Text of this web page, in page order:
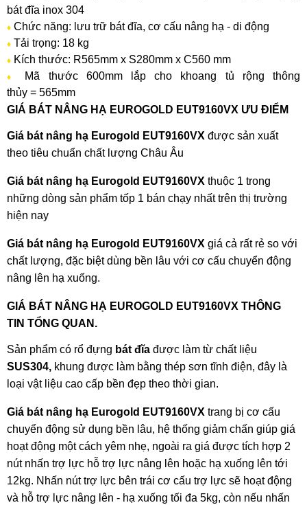
bát đĩa inox 304
♦ Chức năng: lưu trữ bát đĩa, cơ cấu nâng hạ - di động
♦ Tải trọng: 18 kg
♦ Kích thước: R565mm x S280mm x C560 mm
♦
Mã thước 600mm lắp cho khoang tủ rộng thông
thủy = 565mm
GIÁ BÁT NÂNG HẠ EUROGOLD EUT9160VX ƯU ĐIỂM
Giá bát nâng hạ Eurogold EUT9160VX được sản xuất
theo tiêu chuẩn chất lượng Châu Âu
Giá bát nâng hạ Eurogold EUT9160VX thuộc 1 trong
những dòng sản phẩm tốp 1 bán chạy nhất trên thị trường
hiện nay
Giá bát nâng hạ Eurogold EUT9160VX giá cả rất rẻ so với
chất lượng, đặc biệt dùng bền lâu với cơ cấu chuyển động
nâng lên hạ xuống.
GIÁ BÁT NÂNG HẠ EUROGOLD EUT9160VX THÔNG
TIN TỔNG QUAN.
Sản phẩm có rổ đựng bát đĩa được làm từ chất liệu
SUS304, khung được làm bằng thép sơn tĩnh điện, đây là
loại vật liệu cao cấp bền đẹp theo thời gian.
Giá bát nâng hạ Eurogold EUT9160VX trang bị cơ cấu
chuyển động sử dụng bền lâu, hệ thống giảm chấn giúp giá
hoạt động một cách yêm nhẹ, ngoài ra giá được tích hợp 2
nút nhấn trợ lực hỗ trợ lực nâng lên hoặc hạ xuống lên tới
12kg. Nhấn nút trợ lực bên trái cơ cấu trợ lực sẽ hoạt động
và hỗ trợ lực nâng lên - hạ xuống tối đa 5kg, còn nếu nhấn